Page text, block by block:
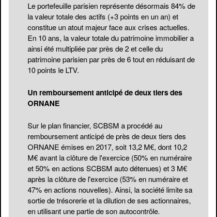
Le portefeuille parisien représente désormais 84% de
la valeur totale des actifs (+3 points en un an) et
constitue un atout majeur face aux crises actuelles.
En 10 ans, la valeur totale du patrimoine immobilier a
ainsi été multipliée par près de 2 et celle du
patrimoine parisien par près de 6 tout en réduisant de
10 points le LTV.
Un remboursement anticipé de deux tiers des
ORNANE
Sur le plan financier, SCBSM a procédé au
remboursement anticipé de près de deux tiers des
ORNANE émises en 2017, soit 13,2 M€, dont 10,2
M€ avant la clôture de l'exercice (50% en numéraire
et 50% en actions SCBSM auto détenues) et 3 M€
après la clôture de l'exercice (53% en numéraire et
47% en actions nouvelles). Ainsi, la société limite sa
sortie de trésorerie et la dilution de ses actionnaires,
en utilisant une partie de son autocontrôle.